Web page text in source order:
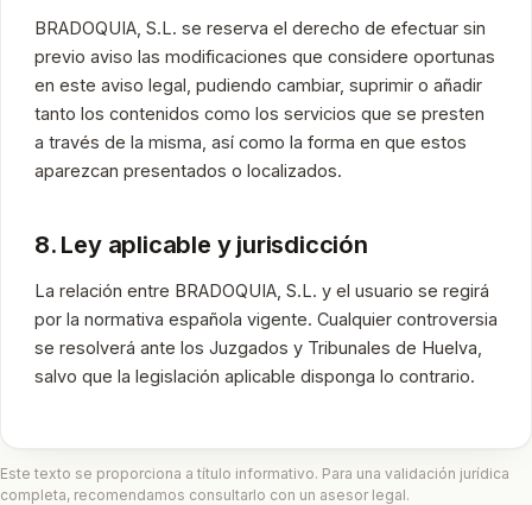
BRADOQUIA, S.L. se reserva el derecho de efectuar sin
previo aviso las modificaciones que considere oportunas
en este aviso legal, pudiendo cambiar, suprimir o añadir
tanto los contenidos como los servicios que se presten
a través de la misma, así como la forma en que estos
aparezcan presentados o localizados.
8. Ley aplicable y jurisdicción
La relación entre BRADOQUIA, S.L. y el usuario se regirá
por la normativa española vigente. Cualquier controversia
se resolverá ante los Juzgados y Tribunales de Huelva,
salvo que la legislación aplicable disponga lo contrario.
Este texto se proporciona a título informativo. Para una validación jurídica
completa, recomendamos consultarlo con un asesor legal.